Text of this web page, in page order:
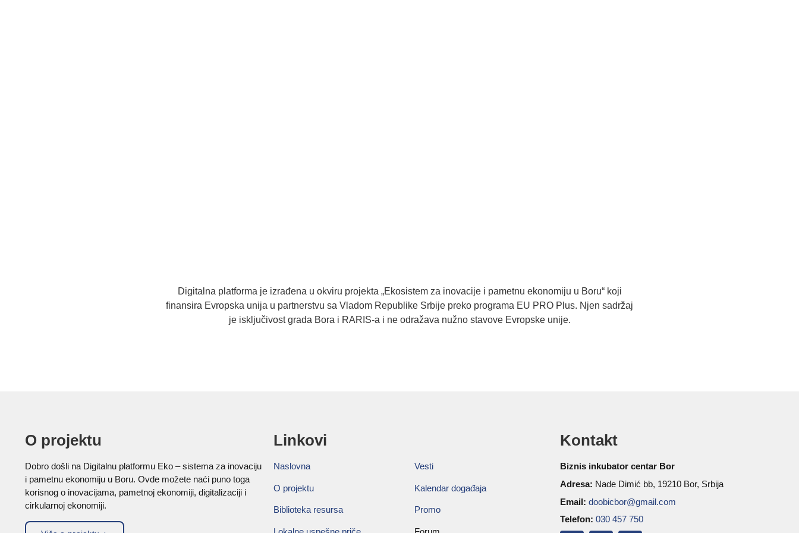
Digitalna platforma je izrađena u okviru projekta „Ekosistem za inovacije i pametnu ekonomiju u Boru“ koji
finansira Evropska unija u partnerstvu sa Vladom Republike Srbije preko programa EU PRO Plus. Njen sadržaj
je isključivost grada Bora i RARIS-a i ne odražava nužno stavove Evropske unije.
O projektu
Dobro došli na Digitalnu platformu Eko – sistema za inovaciju
i pametnu ekonomiju u Boru. Ovde možete naći puno toga
korisnog o inovacijama, pametnoj ekonomiji, digitalizaciji i
cirkularnoj ekonomiji.
Linkovi
Naslovna
O projektu
Biblioteka resursa
Vesti
Kalendar događaja
Promo
Kontakt
Biznis inkubator centar Bor
Adresa: Nade Dimić bb, 19210 Bor, Srbija
Email:doobicbor@gmail.com
Telefon:030 457 750